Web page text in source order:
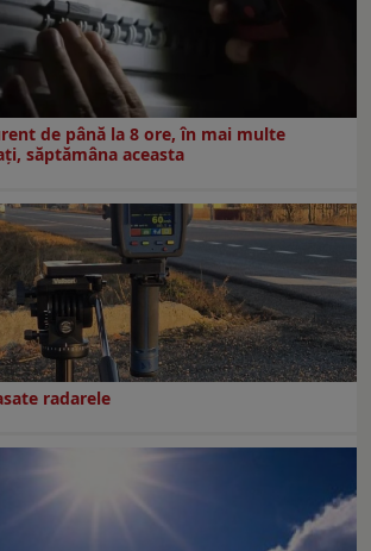
de până la 8 ore, în mai multe
săptămâna aceasta
radarele